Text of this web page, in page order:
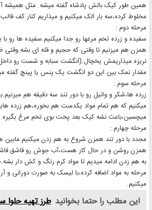
همین طور کیک بالش پادشاه گفته میشه. مثل همیشه
مخلوط کرده،سه بار الک میکنیم و میذاریم کنار.کف
مرحله دوم :
سفیده و زرده تخم مرغها رو جدا میکنیم.سفیده ها رو
همزن هم میزنیم تا وقتی که حجیم و قله ای بشه.وقتی
نریزه.میذاریمش یخچال.(انگشت سبابه و شست رو داخل
مقدار نمک بین این دو انگشت یک پنس یا پینچ گفته
مرحله سوم :
زرده ها،شکر و وانیل رو با دور تند سه دقیقه هم
میکنیم که هم تمام مواد یکدست هم بخوره،هم زرده
میچسبن،باعث نشه کیک بعد پخت بوی تخم مرغ بگیره.
مرحله چهارم :
مجدد با دور تند همزن شروع به هم زدن
به هم زدن ادامه میدیم تا مواد کرم رنگ و کش دار
مرحله به مواد اضافه کرده،با لیسک به صورت دورانی
میکنیم.
این مطلب را حتما بخوانید طرز تهیه حلوا